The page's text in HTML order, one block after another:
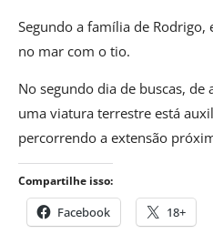
Segundo a família de Rodrigo,
no mar com o tio.
No segundo dia de buscas,
uma viatura terrestre está
percorrendo a extensão
Compartilhe isso:
Facebook 18+